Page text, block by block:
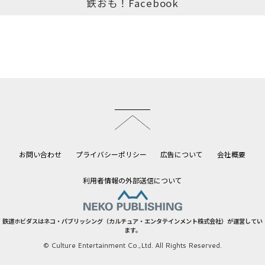
お問い合わせ プライバシーポリシー 広告について 会社概要
利用者情報の外部送信について
鉄道ホビダスはネコ・パブリッシング（カルチュア・エンタテインメント株式会社）が運営してい
ます。
© Culture Entertainment Co.,Ltd. All Rights Reserved.